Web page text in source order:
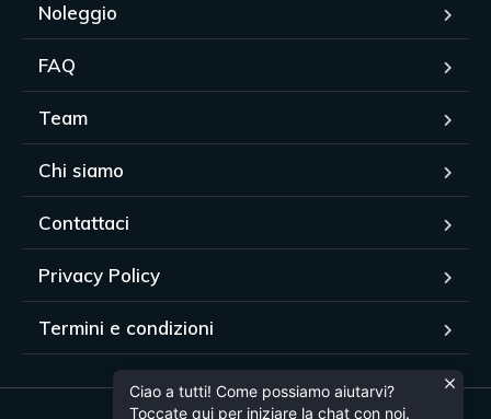
Noleggio
FAQ
Team
Chi siamo
Contattaci
Privacy Policy
Termini e condizioni
Ciao a tutti! Come possiamo aiutarvi?
Toccate qui per iniziare la chat con noi.